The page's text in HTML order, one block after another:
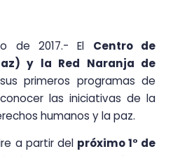
de 2017.- El Centro de
y la Red Naranja de
primeros programas de
las iniciativas de la
humanos y la paz.
a partir del próximo 1° de